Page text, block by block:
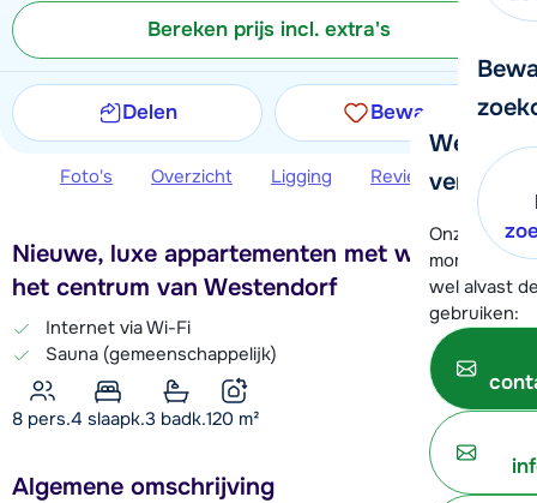
We
verder!
Onze
moment
wel alvast
gebruiken:
Bereken prijs incl. extra's
Delen Bewaren
Foto's Overzicht Ligging Reviews
Nieuwe, luxe appartementen met wellness in
het centrum van Westendorf
Internet via Wi-Fi
Sauna (gemeenschappelijk)
8 pers.4 slaapk.3 badk.120 m²
Algemene omschrijving